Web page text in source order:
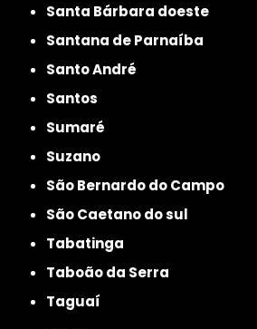
Santa Bárbara doeste
Santana de Parnaíba
Santo André
Santos
Sumaré
Suzano
São Bernardo do Campo
São Caetano do sul
Tabatinga
Taboão da Serra
Taguaí